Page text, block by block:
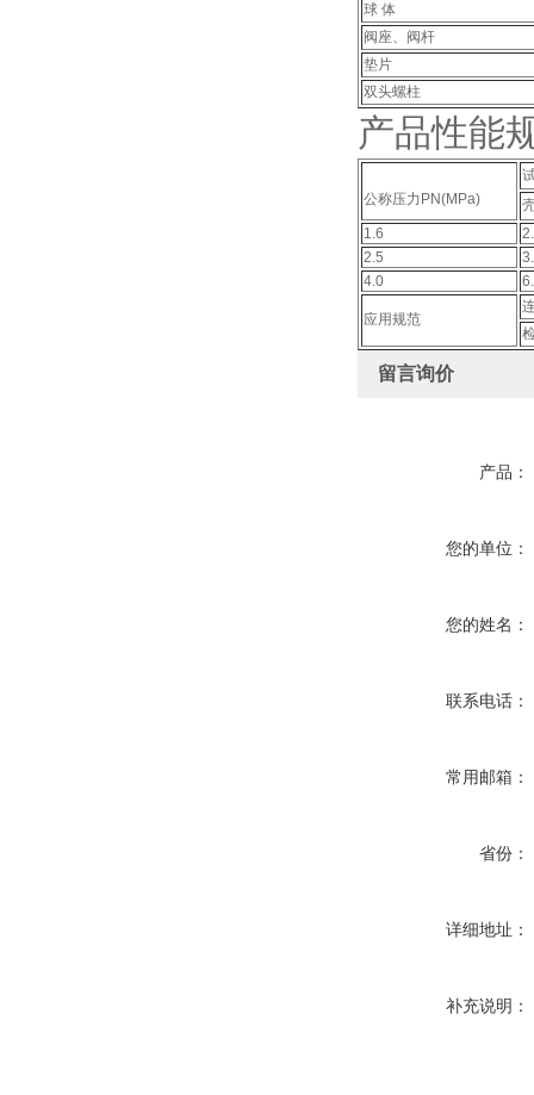
球 体
阀座、阀杆
垫片
双头螺柱
产品性能
公称压力PN(MPa)
1.6
2.5
4.0
应用规范
留言询价
产品：
您的单位：
您的姓名：
联系电话：
常用邮箱：
省份：
详细地址：
补充说明：